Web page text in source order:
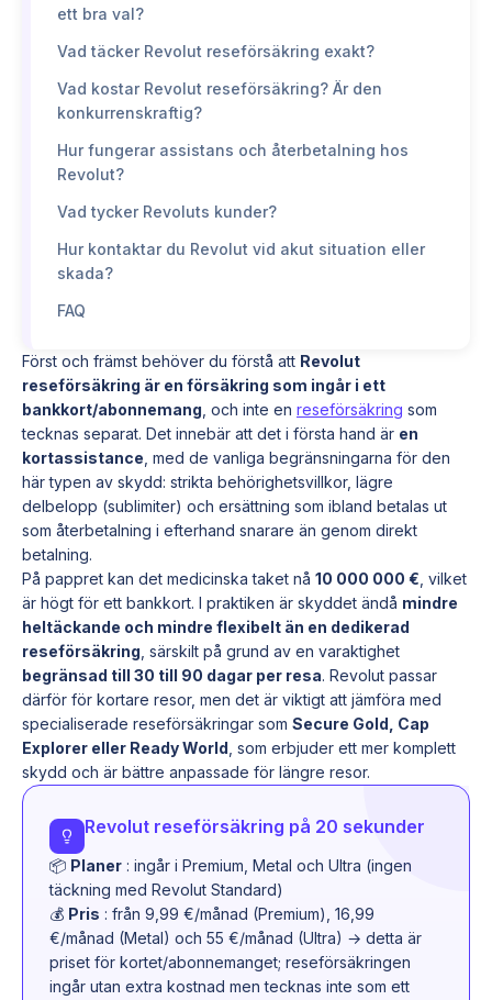
Först och främst behöver du förstå att Revolut
reseförsäkring är en försäkring som ingår i ett
bankkort/abonnemang , och inte en reseförsäkring som
tecknas separat. Det innebär att det i första hand är en
kortassistance , med de vanliga begränsningarna för den
här typen av skydd: strikta behörighetsvillkor, lägre
delbelopp (sublimiter) och ersättning som ibland betalas ut
som återbetalning i efterhand snarare än genom direkt
betalning.
På pappret kan det medicinska taket nå 10 000 000 € , vilket
är högt för ett bankkort. I praktiken är skyddet ändå mindre
heltäckande och mindre flexibelt än en dedikerad
reseförsäkring , särskilt på grund av en varaktighet
begränsad till 30 till 90 dagar per resa. Revolut passar
därför för kortare resor, men det är viktigt att jämföra med
specialiserade reseförsäkringar som Secure Gold, Cap
Explorer eller Ready World , som erbjuder ett mer komplett
skydd och är bättre anpassade för längre resor.
Revolut reseförsäkring på 20 sekunder
📦 Planer : ingår i Premium, Metal och Ultra (ingen
täckning med Revolut Standard)
💰 Pris : från 9,99 €/månad (Premium), 16,99
€/månad (Metal) och 55 €/månad (Ultra) → detta är
priset för kortet/abonnemanget; reseförsäkringen
ingår utan extra kostnad men tecknas inte som ett
ett bra val?
Vad täcker Revolut reseförsäkring exakt?
Vad kostar Revolut reseförsäkring? Är den
konkurrenskraftig?
Hur fungerar assistans och återbetalning hos
Revolut?
Vad tycker Revoluts kunder?
Hur kontaktar du Revolut vid akut situation eller
skada?
FAQ